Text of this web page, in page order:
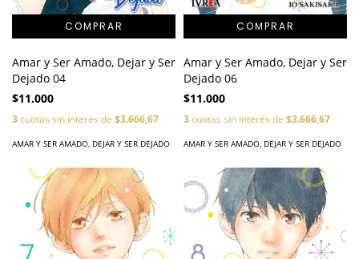
Amar y Ser Amado, Dejar y Ser
Dejado 04
$11.000
3cuotas sin interés de $3.666,67
AMAR Y SER AMADO, DEJAR Y SER DEJADO
Amar y Ser Amado, Dejar y Ser
Dejado 06
$11.000
3cuotas sin interés de $3.666,67
AMAR Y SER AMADO, DEJAR Y SER DEJADO